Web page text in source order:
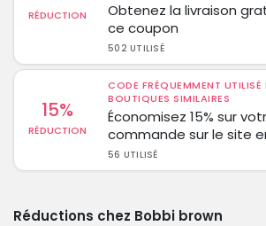
RÉDUCTION
Obtenez la livraison
ce coupon
502 UTILISÉ
15%
RÉDUCTION
CODE FRÉQUEMMENT UTILISÉ
BOUTIQUES SIMILAIRES
Économisez 15% sur
commande sur le site
56 UTILISÉ
Réductions chez Bobbi brown